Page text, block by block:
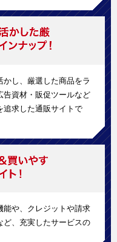
し、厳選した商品をラ
告資材・販促ツールなど
追求した通販サイトで
能や、クレジットや請求
ど、充実したサービスの